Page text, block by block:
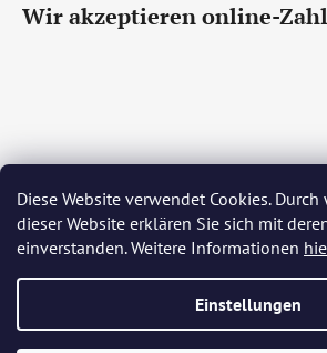
Diese Website verwendet Cookies.
dieser Website erklären Sie sich mit
einverstanden. Weitere Informationen
Einstellungen
Wir akzeptieren online-
Čeština Slovenčina English
Język polski Română Italiano
Português Български Hrvatski
Nederlands Українська Ελληνικά